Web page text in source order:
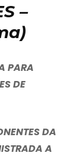
–
PARA
DE
DA
A